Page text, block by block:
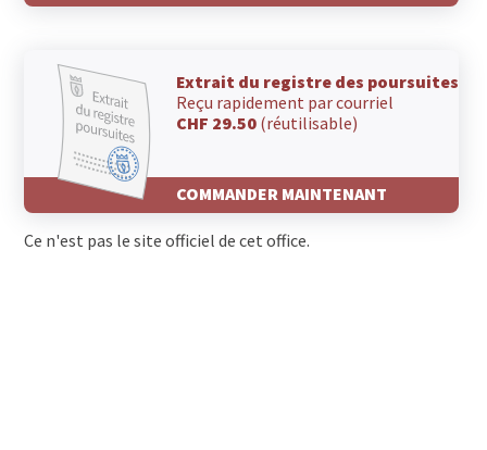
Extrait du registre des poursuites
Reçu rapidement par courriel
CHF 29.50 (réutilisable)
COMMANDER MAINTENANT
Ce n'est pas le site officiel de cet office.